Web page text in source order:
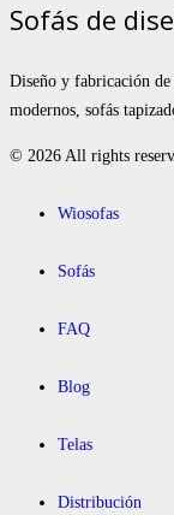
Sofás de
Diseño y fabricación de
modernos, sofás
© 2026 All rights
Wiosofas
Sofás
FAQ
Blog
Telas
Distribución